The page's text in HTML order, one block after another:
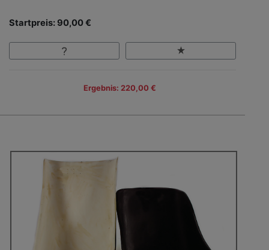
Startpreis: 90,00 €
Ergebnis: 220,00 €